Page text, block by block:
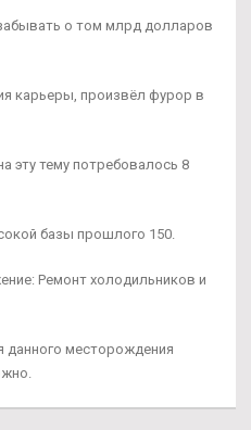
о том млрд долларов
карьеры, произвёл фурор в
эту тему потребовалось 8
базы прошлого 150.
Ремонт холодильников и
данного месторождения